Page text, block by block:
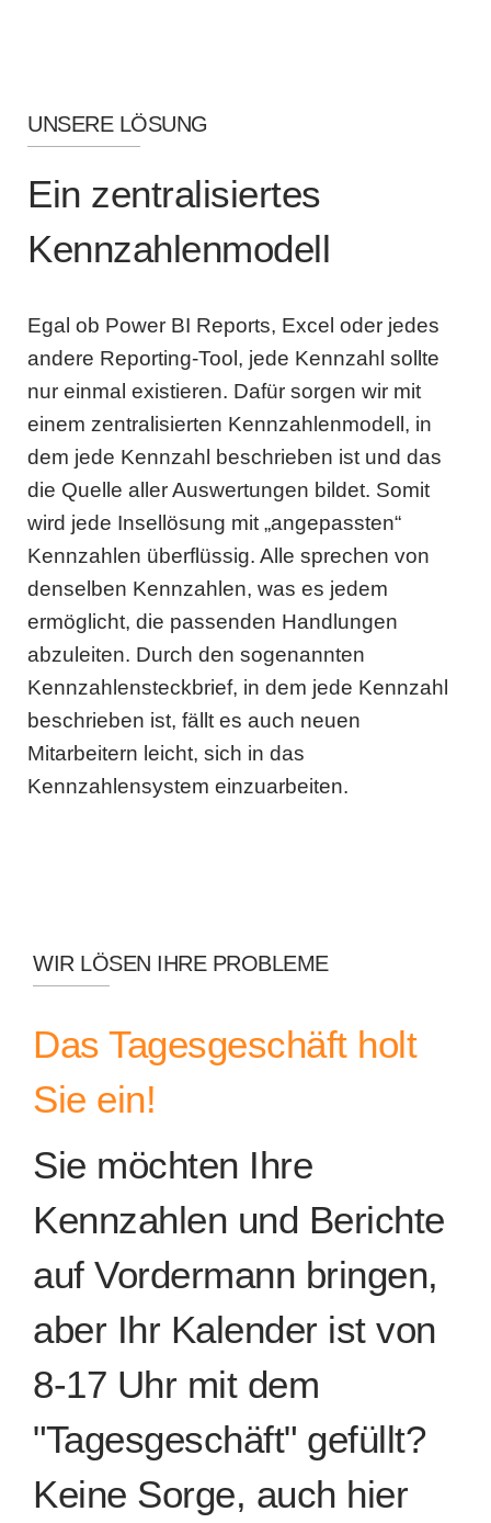
UNSERE LÖSUNG
Ein zentralisiertes
Kennzahlenmodell
Egal ob Power BI Reports, Excel oder jedes
andere Reporting-Tool, jede Kennzahl sollte
nur einmal existieren. Dafür sorgen wir mit
einem zentralisierten Kennzahlenmodell, in
dem jede Kennzahl beschrieben ist und das
die Quelle aller Auswertungen bildet. Somit
wird jede Insellösung mit „angepassten“
Kennzahlen überflüssig. Alle sprechen von
denselben Kennzahlen, was es jedem
ermöglicht, die passenden Handlungen
abzuleiten. Durch den sogenannten
Kennzahlensteckbrief, in dem jede Kennzahl
beschrieben ist, fällt es auch neuen
Mitarbeitern leicht, sich in das
Kennzahlensystem einzuarbeiten.
WIR LÖSEN IHRE PROBLEME
Das Tagesgeschäft holt
Sie ein!
Sie möchten Ihre
Kennzahlen und Berichte
auf Vordermann bringen,
aber Ihr Kalender ist von
8-17 Uhr mit dem
"Tagesgeschäft" gefüllt?
Keine Sorge, auch hier